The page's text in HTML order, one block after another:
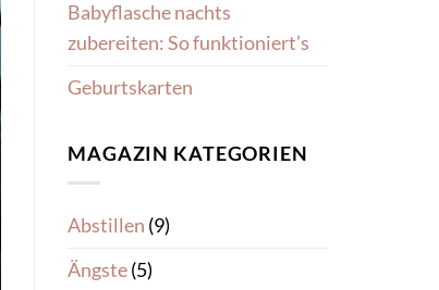
Babyflasche nachts
zubereiten: So funktioniert’s
Geburtskarten
MAGAZIN KATEGORIEN
Abstillen (9)
Ängste(5)